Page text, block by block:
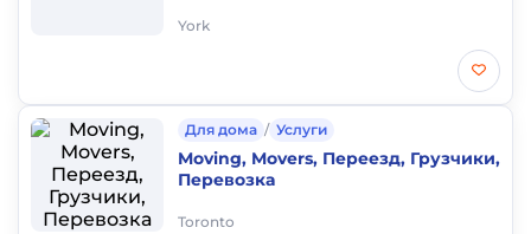
York
Для дома / Услуги
Moving, Movers, Переезд, Грузчики,
Перевозка
Toronto